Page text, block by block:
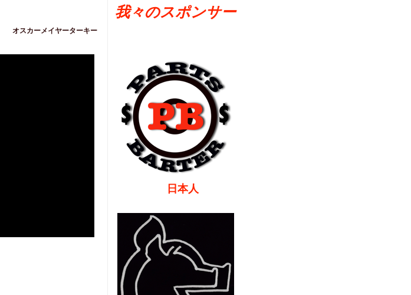
我々のスポンサー
日本人
オスカーメイヤーターキー